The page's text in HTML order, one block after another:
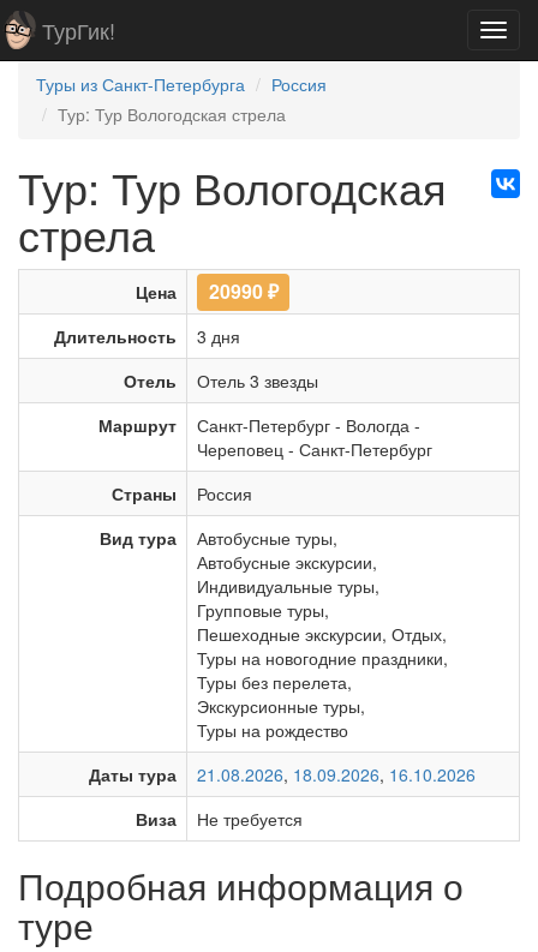
ТурГик!
Туры из Санкт-Петербурга
Россия
Тур: Тур Вологодская стрела
Тур: Тур Вологодская
стрела
Цена 20990₽
Длительность
3 дня
Отель
Отель 3 звезды
Маршрут
Санкт-Петербург - Вологда -
Череповец - Санкт-Петербург
Страны
Россия
Вид тура
Автобусные туры,
Автобусные экскурсии,
Индивидуальные туры,
Групповые туры,
Пешеходные экскурсии, Отдых,
Туры на новогодние праздники,
Туры без перелета,
Экскурсионные туры,
Туры на рождество
Даты тура
21.08.2026, 18.09.2026, 16.10.2026
Виза
Не требуется
Подробная информация о
туре